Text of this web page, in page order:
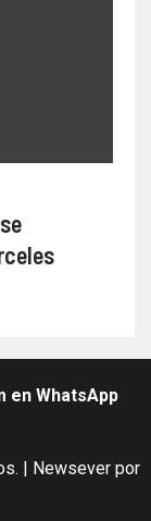
en WhatsApp
Newseverpor